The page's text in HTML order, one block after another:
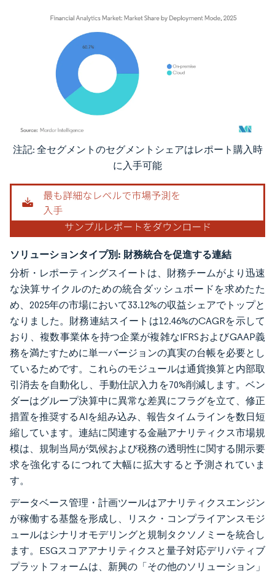
画像 © Mordor Intelligence。再利用にはCC BY 4.0の表示が必要です。
注記: 全セグメントのセグメントシェアはレポート購入時
に入手可能
ソリューションタイプ別: 財務統合を促進する連結
分析・レポーティングスイートは、財務チームがより迅速
な決算サイクルのための統合ダッシュボードを求めたた
め、2025年の市場において33.12%の収益シェアでトップと
なりました。財務連結スイートは12.46%のCAGRを示して
おり、複数事業体を持つ企業が複雑なIFRSおよびGAAP義
務を満たすために単一バージョンの真実の台帳を必要とし
ているためです。これらのモジュールは通貨換算と内部取
引消去を自動化し、手動仕訳入力を70%削減します。ベン
ダーはグループ決算中に異常な差異にフラグを立て、修正
措置を推奨するAIを組み込み、報告タイムラインを数日短
縮しています。連結に関連する金融アナリティクス市場規
模は、規制当局が気候および税務の透明性に関する開示要
求を強化するにつれて大幅に拡大すると予測されていま
す。
データベース管理・計画ツールはアナリティクスエンジン
が稼働する基盤を形成し、リスク・コンプライアンスモジ
ュールはシナリオモデリングと規制タクソノミーを統合し
ます。ESGスコアアナリティクスと量子対応デリバティブ
プラットフォームは、新興の「その他のソリューション」